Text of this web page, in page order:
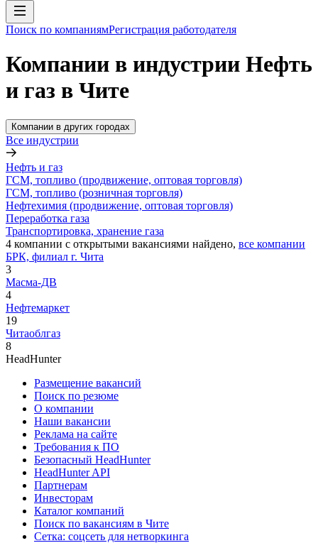
Поиск по компаниямРегистрация работодателя
Компании в индустрии Нефть
и газ в Чите
Компании в других городах
Все индустрии
Нефть и газ
ГСМ, топливо (продвижение, оптовая торговля)
ГСМ, топливо (розничная торговля)
Нефтехимия (продвижение, оптовая торговля)
Переработка газа
Транспортировка, хранение газа
4 компании с открытыми вакансиями найдено, все компании
БРК, филиал г. Чита
3
Масма-ДВ
4
Нефтемаркет
19
Читаоблгаз
8
HeadHunter
Размещение вакансий
Поиск по резюме
О компании
Наши вакансии
Реклама на сайте
Требования к ПО
Безопасный HeadHunter
HeadHunter API
Партнерам
Инвесторам
Каталог компаний
Поиск по вакансиям в Чите
Сетка: соцсеть для нетворкинга